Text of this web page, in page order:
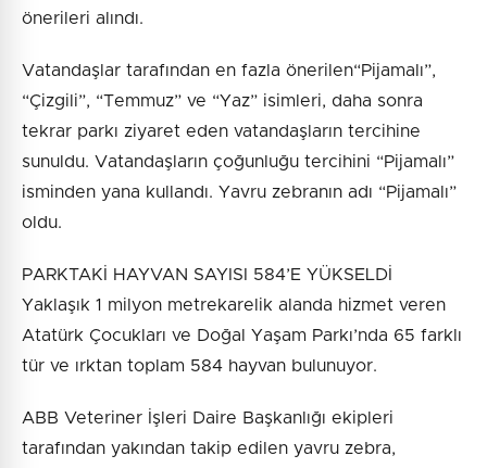
önerileri alındı.
Vatandaşlar tarafından en fazla önerilen“Pijamalı”,
“Çizgili”, “Temmuz” ve “Yaz” isimleri, daha sonra
tekrar parkı ziyaret eden vatandaşların tercihine
sunuldu. Vatandaşların çoğunluğu tercihini “Pijamalı”
isminden yana kullandı. Yavru zebranın adı “Pijamalı”
oldu.
PARKTAKİ HAYVAN SAYISI 584’E YÜKSELDİ
Yaklaşık 1 milyon metrekarelik alanda hizmet veren
Atatürk Çocukları ve Doğal Yaşam Parkı’nda 65 farklı
tür ve ırktan toplam 584 hayvan bulunuyor.
ABB Veteriner İşleri Daire Başkanlığı ekipleri
tarafından yakından takip edilen yavru zebra,